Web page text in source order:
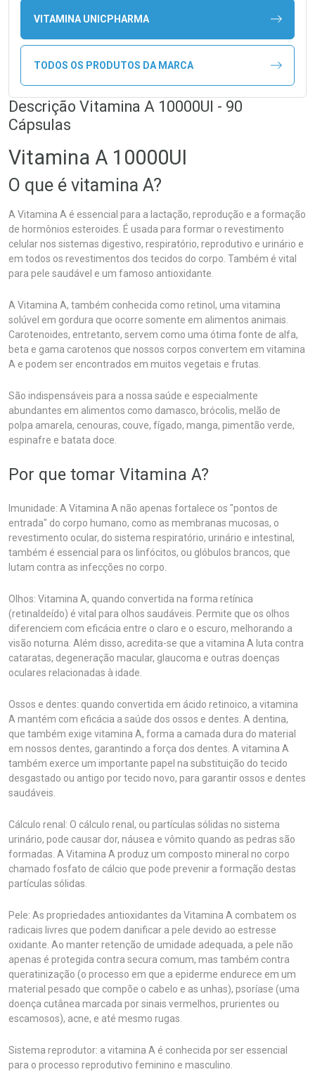
VITAMINA UNICPHARMA
TODOS OS PRODUTOS DA MARCA
Descrição Vitamina A 10000UI - 90
Cápsulas
Vitamina A 10000UI
O que é vitamina A?
A Vitamina A é essencial para a lactação, reprodução e a formação
de hormônios esteroides. É usada para formar o revestimento
celular nos sistemas digestivo, respiratório, reprodutivo e urinário e
em todos os revestimentos dos tecidos do corpo. Também é vital
para pele saudável e um famoso antioxidante.
A Vitamina A, também conhecida como retinol, uma vitamina
solúvel em gordura que ocorre somente em alimentos animais.
Carotenoides, entretanto, servem como uma ótima fonte de alfa,
beta e gama carotenos que nossos corpos convertem em vitamina
A e podem ser encontrados em muitos vegetais e frutas.
São indispensáveis para a nossa saúde e especialmente
abundantes em alimentos como damasco, brócolis, melão de
polpa amarela, cenouras, couve, fígado, manga, pimentão verde,
espinafre e batata doce.
Por que tomar Vitamina A?
Imunidade: A Vitamina A não apenas fortalece os "pontos de
entrada" do corpo humano, como as membranas mucosas, o
revestimento ocular, do sistema respiratório, urinário e intestinal,
também é essencial para os linfócitos, ou glóbulos brancos, que
lutam contra as infecções no corpo.
Olhos: Vitamina A, quando convertida na forma retínica
(retinaldeído) é vital para olhos saudáveis. Permite que os olhos
diferenciem com eficácia entre o claro e o escuro, melhorando a
visão noturna. Além disso, acredita-se que a vitamina A luta contra
cataratas, degeneração macular, glaucoma e outras doenças
oculares relacionadas à idade.
Ossos e dentes: quando convertida em ácido retinoico, a vitamina
A mantém com eficácia a saúde dos ossos e dentes. A dentina,
que também exige vitamina A, forma a camada dura do material
em nossos dentes, garantindo a força dos dentes. A vitamina A
também exerce um importante papel na substituição do tecido
desgastado ou antigo por tecido novo, para garantir ossos e dentes
saudáveis.
Cálculo renal: O cálculo renal, ou partículas sólidas no sistema
urinário, pode causar dor, náusea e vômito quando as pedras são
formadas. A Vitamina A produz um composto mineral no corpo
chamado fosfato de cálcio que pode prevenir a formação destas
partículas sólidas.
Pele: As propriedades antioxidantes da Vitamina A combatem os
radicais livres que podem danificar a pele devido ao estresse
oxidante. Ao manter retenção de umidade adequada, a pele não
apenas é protegida contra secura comum, mas também contra
queratinização (o processo em que a epiderme endurece em um
material pesado que compõe o cabelo e as unhas), psoríase (uma
doença cutânea marcada por sinais vermelhos, prurientes ou
escamosos), acne, e até mesmo rugas.
Sistema reprodutor: a vitamina A é conhecida por ser essencial
para o processo reprodutivo feminino e masculino.